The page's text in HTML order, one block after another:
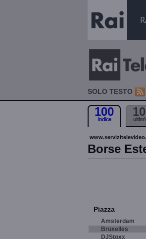
SOLO TESTO
100
indice
Borse
Piazza
Amsterdam
Bruxelles
DJStoxx